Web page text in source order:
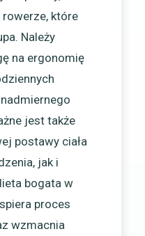
rowerze, które
Należy
na ergonomię
jest także
postawy ciała
jak i
bogata w
proces
wzmacnia